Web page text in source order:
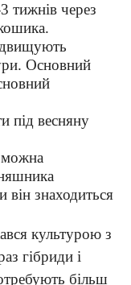
тижнів через
Основний
під весняну
можна
знаходиться
культурою з
гібриди і
більш